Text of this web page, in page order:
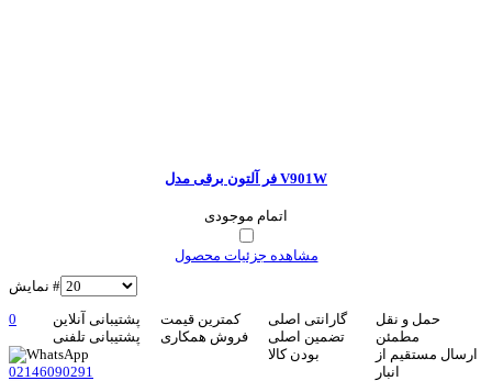
فر آلتون برقی مدل V901W
اتمام موجودی
مشاهده جزئیات محصول
نمایش #
حمل و نقل
مطمئن
ارسال مستقیم از
انبار
گارانتی اصلی
تضمین اصلی
بودن کالا
کمترین قیمت
فروش همکاری
پشتیبانی آنلاین
پشتیبانی تلفنی
0
02146090291